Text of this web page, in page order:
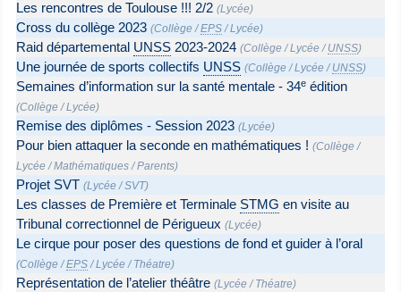
Les rencontres de Toulouse !!! 2/2 (Lycée)
Cross du collège 2023 (Collège /EPS /Lycée)
Raid départemental UNSS 2023-2024 (Collège /Lycée / UNSS)
Une journée de sports collectifs UNSS (Collège /Lycée / UNSS)
Semaines d’information sur la santé mentale - 34e édition
(Collège /Lycée)
Remise des diplômes - Session 2023 (Lycée)
Pour bien attaquer la seconde en mathématiques ! (Collège /
Lycée /Mathématiques /Parents)
Projet SVT (Lycée /SVT)
Les classes de Première et Terminale STMG en visite au
Tribunal correctionnel de Périgueux (Lycée)
Le cirque pour poser des questions de fond et guider à l’oral
(Collège /EPS /Lycée / Théatre)
Représentation de l’atelier théâtre (Lycée / Théatre)